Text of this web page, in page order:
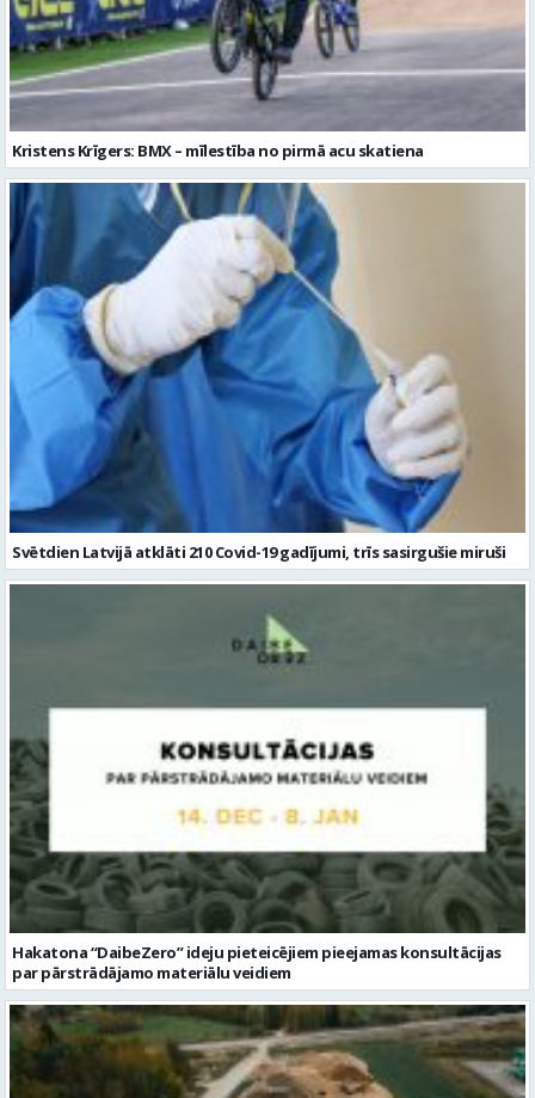
Kristens Krīgers: BMX – mīlestība no pirmā acu skatiena
Svētdien Latvijā atklāti 210 Covid-19 gadījumi, trīs sasirgušie miruši
Hakatona “DaibeZero” ideju pieteicējiem pieejamas konsultācijas
par pārstrādājamo materiālu veidiem